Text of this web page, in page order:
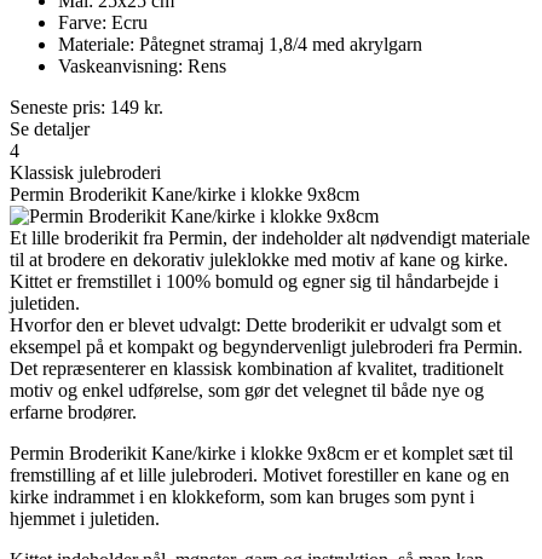
Farve: Ecru
Materiale: Påtegnet stramaj 1,8/4 med akrylgarn
Vaskeanvisning: Rens
Seneste pris: 149 kr.
Se detaljer
4
Klassisk julebroderi
Permin Broderikit Kane/kirke i klokke 9x8cm
Et lille broderikit fra Permin, der indeholder alt nødvendigt materiale
til at brodere en dekorativ juleklokke med motiv af kane og kirke.
Kittet er fremstillet i 100% bomuld og egner sig til håndarbejde i
juletiden.
Hvorfor den er blevet udvalgt: Dette broderikit er udvalgt som et
eksempel på et kompakt og begyndervenligt julebroderi fra Permin.
Det repræsenterer en klassisk kombination af kvalitet, traditionelt
motiv og enkel udførelse, som gør det velegnet til både nye og
erfarne brodører.
Permin Broderikit Kane/kirke i klokke 9x8cm er et komplet sæt til
fremstilling af et lille julebroderi. Motivet forestiller en kane og en
kirke indrammet i en klokkeform, som kan bruges som pynt i
hjemmet i juletiden.